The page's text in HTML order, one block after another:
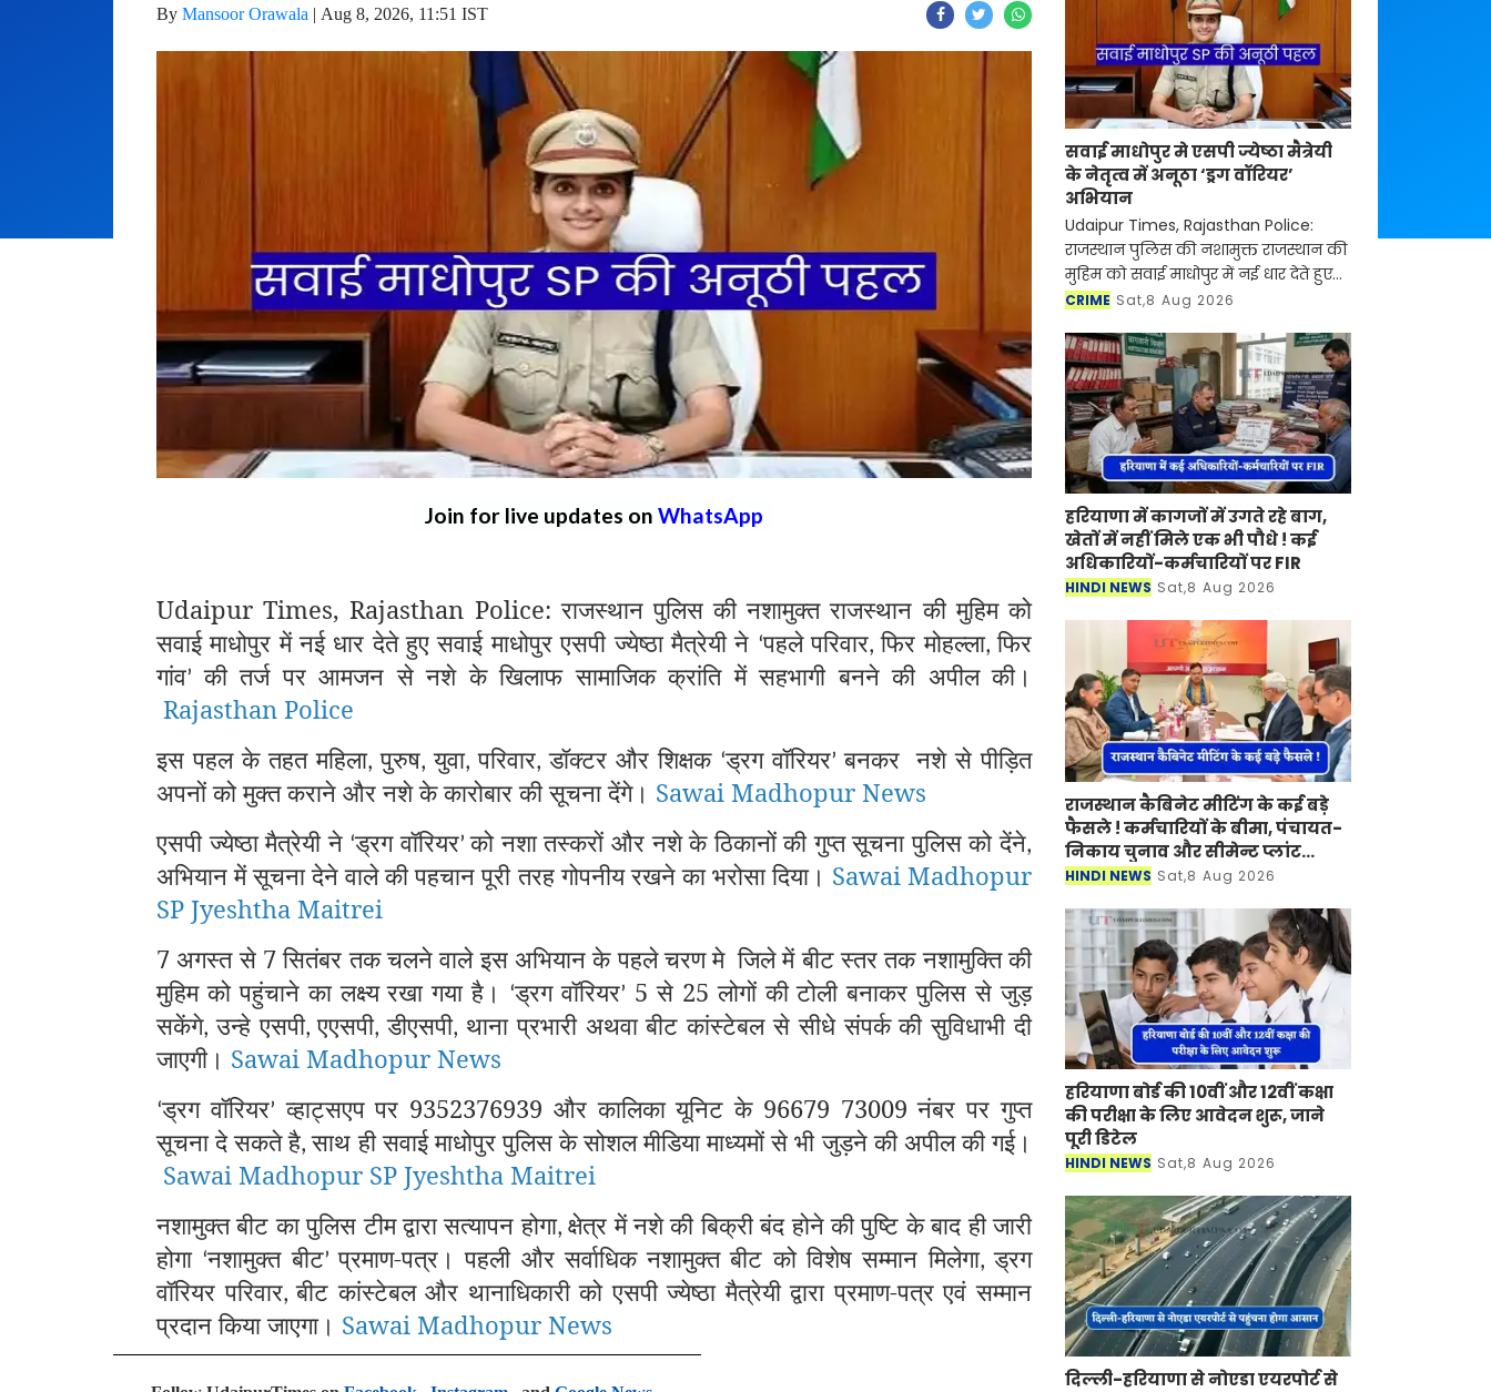
By Mansoor Orawala | Aug 8, 2026, 11:51 IST
Join for live updates on WhatsApp
Udaipur Times, Rajasthan Police: राजस्थान पुलिस की नशामुक्त राजस्थान की मुहिम को
सवाई माधोपुर में नई धार देते हुए सवाई माधोपुर एसपी ज्येष्ठा मैत्रेयी ने ‘पहले परिवार,फिर मोहल्ला,फिर
गांव’की तर्ज पर आमजन से नशे के खिलाफ सामाजिक क्रांति में सहभागी बनने की अपील की।
Rajasthan Police
इस पहल के तहत महिला,पुरुष,युवा,परिवार,डॉक्टर और शिक्षक ‘ड्रग वॉरियर’बनकर नशे से पीड़ित
अपनों को मुक्त कराने और नशे के कारोबार की सूचना देंगे। Sawai Madhopur News
एसपी ज्येष्ठा मैत्रेयी ने ‘ड्रग वॉरियर’को नशा तस्करों और नशे के ठिकानों की गुप्त सूचना पुलिस को देंने,
अभियान में सूचना देने वाले की पहचान पूरी तरह गोपनीय रखने का भरोसा दिया। Sawai Madhopur
SP Jyeshtha Maitrei
7 अगस्त से 7 सितंबर तक चलने वाले इस अभियान के पहले चरण मे जिले में बीट स्तर तक नशामुक्ति की
मुहिम को पहुंचाने का लक्ष्य रखा गया है।
‘ड्रग वॉरियर’ 5 से 25 लोगों की टोली बनाकर पुलिस से जुड़
सकेंगे,उन्हे एसपी,एएसपी,डीएसपी, थाना प्रभारी अथवा बीट कांस्टेबल से सीधे संपर्क की सुविधाभी दी
जाएगी। Sawai Madhopur News
‘ड्रग वॉरियर’ व्हाट्सएप पर 9352376939 और कालिका यूनिट के 96679 73009 नंबर पर गुप्त
सूचना दे सकते है,साथ ही सवाई माधोपुर पुलिस के सोशल मीडिया माध्यमों से भी जुड़ने की अपील की गई।
Sawai Madhopur SP Jyeshtha Maitrei
नशामुक्त बीट का पुलिस टीम द्वारा सत्यापन होगा,क्षेत्र में नशे की बिक्री बंद होने की पुष्टि के बाद ही जारी
होगा ‘नशामुक्त बीट’प्रमाण-पत्र। पहली और सर्वाधिक नशामुक्त बीट को विशेष सम्मान मिलेगा,ड्रग
वॉरियर परिवार,बीट कांस्टेबल और थानाधिकारी को एसपी ज्येष्ठा मैत्रेयी द्वारा प्रमाण-पत्र एवं सम्मान
प्रदान किया जाएगा। Sawai Madhopur News
सवाई माधोपुर मे एसपी ज्येष्ठा मैत्रेयी
के नेतृत्व में अनूठा ‘ड्रग वॉरियर’
अभियान
Udaipur Times, Rajasthan Police:
राजस्थान पुलिस की नशामुक्त राजस्थान की
मुहिम को सवाई माधोपुर में नई धार देते हुए
सवाई माधोपुर एसपी ज्येष्ठा मैत्रेयी ने ‘पहले
CRIME Sat,8 Aug 2026
हरियाणा में कागजों में उगते रहे बाग,
खेतों में नहीं मिले एक भी पौधे ! कई
अधिकारियों-कर्मचारियों पर FIR
HINDI NEWS Sat,8 Aug 2026
राजस्थान कैबिनेट मीटिंग के कई बड़े
फैसले ! कर्मचारियों के बीमा, पंचायत-
निकाय चुनाव और सीमेन्ट प्लांट
लगाने पर मुहर
HINDI NEWS Sat,8 Aug 2026
हरियाणा बोर्ड की 10वीं और 12वीं कक्षा
की परीक्षा के लिए आवेदन शुरू, जाने
पूरी डिटेल
HINDI NEWS Sat,8 Aug 2026
दिल्ली-हरियाणा से नोएडा एयरपोर्ट से